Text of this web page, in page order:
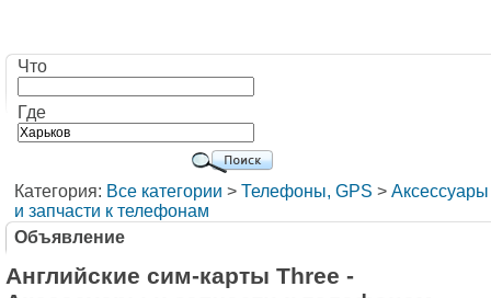
Что
Где
Категория: Все категории > Телефоны, GPS > Аксессуары
и запчасти к телефонам
Объявление
Английские сим-карты Three -